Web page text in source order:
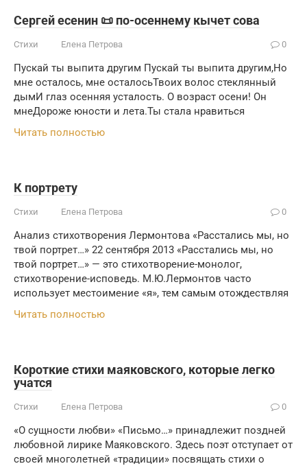
Сергей есенин 📜 по-осеннему кычет сова
Стихи Елена Петрова 0
Пускай ты выпита другим Пускай ты выпита другим,Но
мне осталось, мне осталосьТвоих волос стеклянный
дымИ глаз осенняя усталость. О возраст осени! Он
мнеДороже юности и лета.Ты стала нравиться
Читать полностью
К портрету
Стихи Елена Петрова 0
Анализ стихотворения Лермонтова «Расстались мы, но
твой портрет…» 22 сентября 2013 «Расстались мы, но
твой портрет…» — это стихотворение-монолог,
стихотворение-исповедь. М.Ю.Лермонтов часто
использует местоимение «я», тем самым отождествляя
Читать полностью
Короткие стихи маяковского, которые легко
учатся
Стихи Елена Петрова 0
«О сущности любви» «Письмо…» принадлежит поздней
любовной лирике Маяковского. Здесь поэт отступает от
своей многолетней «традиции» посвящать стихи о